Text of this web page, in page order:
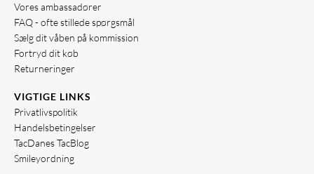
Vores ambassadører
FAQ - ofte stillede spørgsmål
Sælg dit våben på kommission
Fortryd dit køb
Returneringer
VIGTIGE LINKS
Privatlivspolitik
Handelsbetingelser
TacDanes TacBlog
Smileyordning